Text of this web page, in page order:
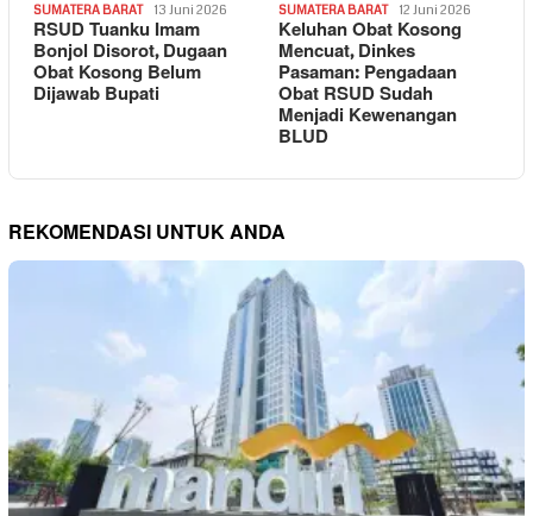
SUMATERA BARAT 13 Juni 2026
RSUD Tuanku Imam
Bonjol Disorot, Dugaan
Obat Kosong Belum
Dijawab Bupati
SUMATERA BARAT 12 Juni 2026
Keluhan Obat Kosong
Mencuat, Dinkes
Pasaman: Pengadaan
Obat RSUD Sudah
Menjadi Kewenangan
BLUD
REKOMENDASI UNTUK ANDA